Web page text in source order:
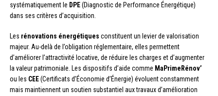
systématiquement le DPE(Diagnostic de Performance Énergétique)
dans ses critères d’acquisition.
Les rénovations énergétiques constituent un levier de valorisation
majeur. Au-delà de l’obligation réglementaire, elles permettent
d’améliorer l’attractivité locative, de réduire les charges et d’augmenter
la valeur patrimoniale. Les dispositifs d’aide comme MaPrimeRénov’
ou les CEE(Certificats d’Économie d’Énergie) évoluent constamment
mais maintiennent un soutien substantiel aux travaux d’amélioration